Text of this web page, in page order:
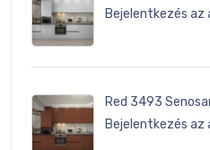
Bejelentkezés
Red 3493
Bejelentkezés